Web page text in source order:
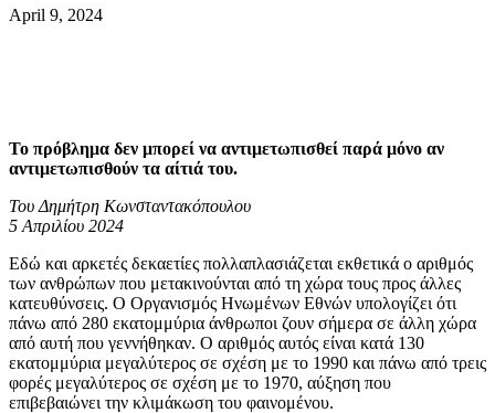
April 9, 2024
Το πρόβλημα δεν μπορεί να αντιμετωπισθεί παρά μόνο αν
αντιμετωπισθούν τα αίτιά του.
Του Δημήτρη Κωνσταντακόπουλου
5 Απριλίου 2024
Εδώ και αρκετές δεκαετίες πολλαπλασιάζεται εκθετικά ο αριθμός
των ανθρώπων που μετακινούνται από τη χώρα τους προς άλλες
κατευθύνσεις. O Οργανισμός Ηνωμένων Εθνών υπολογίζει ότι
πάνω από 280 εκατομμύρια άνθρωποι ζουν σήμερα σε άλλη χώρα
από αυτή που γεννήθηκαν. Ο αριθμός αυτός είναι κατά 130
εκατομμύρια μεγαλύτερος σε σχέση με το 1990 και πάνω από τρεις
φορές μεγαλύτερος σε σχέση με το 1970, αύξηση που
επιβεβαιώνει την κλιμάκωση του φαινομένου.